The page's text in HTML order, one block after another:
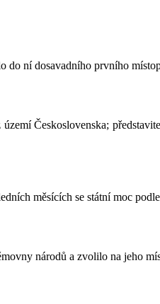
ní dosavadního prvního
Československa;
měsících se státní moc
národů a zvolilo na jeho